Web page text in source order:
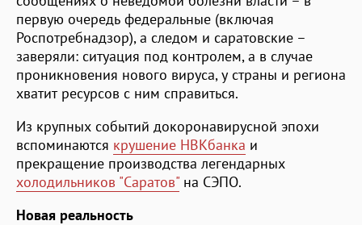
первую очередь федеральные (включая
Роспотребнадзор), а следом и саратовские –
заверяли: ситуация под контролем, а в случае
проникновения нового вируса, у страны и региона
хватит ресурсов с ним справиться.
Из крупных событий докоронавирусной эпохи
вспоминаются крушение НВКбанка и
прекращение производства легендарных
холодильников "Саратов" на СЭПО.
Новая реальность